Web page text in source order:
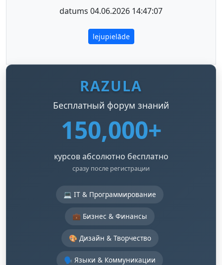
datums 04.06.2026 14:47:07
lejupielāde
RAZULA
Бесплатный форум знаний
150,000+
курсов абсолютно бесплатно
сразу после регистрации
💻 IT & Программирование
💼 Бизнес & Финансы
🎨 Дизайн & Творчество
🗣️ Языки & Коммуникации